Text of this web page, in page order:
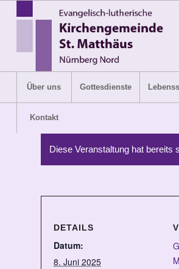
Über uns Gottesdienste
Kontakt
Diese Veranstaltung hat bereits
DETAILS
Datum:
8. Juni 2025